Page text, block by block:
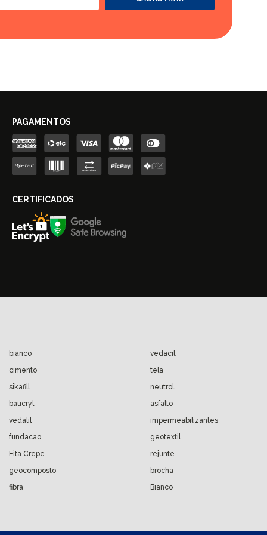
bianco
vedacit
cimento
tela
sikafill
neutrol
baucryl
asfalto
vedalit
impermeabilizantes
fundacao
geotextil
Fita Crepe
rejunte
geocomposto
brocha
fibra
Bianco